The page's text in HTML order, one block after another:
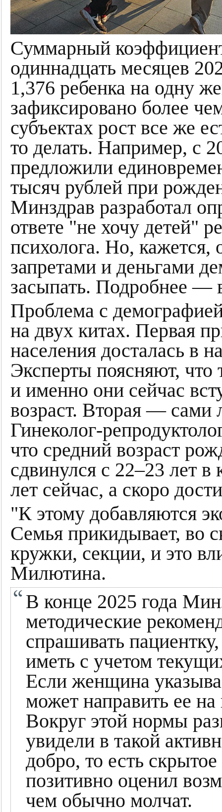
Суммарный
одиннадцать месяцев
1,376 ребенка на одну
зафиксировано более
субъектах рост все же
то делать. Например, с
предложили
тысяч рублей при
Минздрав разработал
ответе "не хочу детей"
психолога. Но, кажется,
запретами и деньгами
засыпать. Подробнее —
Проблема с
на двух китах. Первая
населения досталась в
Эксперты поясняют, что
и именно они сейчас
возраст. Вторая — сами
Гинеколог-
что средний возраст
сдвинулся с 22–23 лет
лет сейчас, а скоро
"К этому добавляются
Семья прикидывает, во
кружки, секции, и это
Милютина.
В конце 2025 года
методические
спрашивать
иметь с учетом
Если женщина
может направить ее
Вокруг этой нормы
увидели в такой
добро, то есть
позитивно оценил
чем обычно молчат.